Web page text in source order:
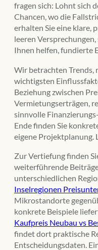
fragen sich: Lohnt sich
Chancen, wo die
erhalten Sie eine klare,
leeren
Ihnen helfen, fundierte
Wir betrachten Trends,
wichtigsten
Beziehung zwischen
Vermietungserträgen,
sinnvolle
Ende finden Sie
eigene Projektplanung.
Zur Vertiefung finden
weiterführende
unterschiedlichen
Inselregionen
Mikrostandorte
konkrete Beispiele
Kaufpreis Neubau vs
findet dort praktische
Entscheidungsdaten.